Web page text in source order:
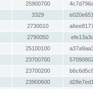
25900700
3329
2730010
2790050
25100100
23700700
23700200
23900600